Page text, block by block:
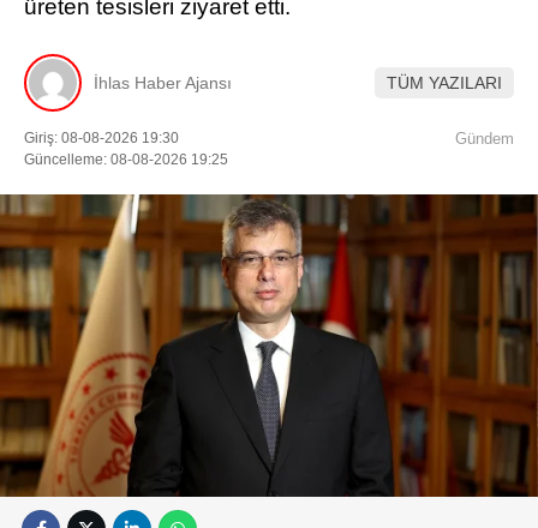
üreten tesisleri ziyaret etti.
İhlas Haber Ajansı TÜM YAZILARI
Giriş: 08-08-2026 19:30
Güncelleme: 08-08-2026 19:25
Gündem